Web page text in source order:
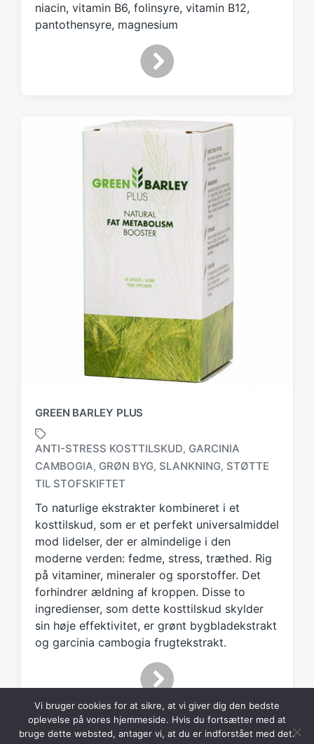
niacin, vitamin B6, folinsyre, vitamin B12,
pantothensyre, magnesium
GREEN BARLEY PLUS
T
a
g
e
d
w
t
h
ANTI-STRESS KOSTTILSKUD, GARCINIA
CAMBOGIA, GRØN BYG, SLANKNING, STØTTE
TIL STOFSKIFTET
To naturlige ekstrakter kombineret i et
kosttilskud, som er et perfekt universalmiddel
mod lidelser, der er almindelige i den
moderne verden: fedme, stress, træthed. Rig
på vitaminer, mineraler og sporstoffer. Det
forhindrer ældning af kroppen. Disse to
ingredienser, som dette kosttilskud skylder
sin høje effektivitet, er grønt bygbladekstrakt
og garcinia cambogia frugtekstrakt.
Vi bruger cookies for at sikre, at vi giver dig den bedste
oplevelse på vores hjemmeside. Hvis du fortsætter med at
bruge dette websted, antager vi, at du er indforstået med det.